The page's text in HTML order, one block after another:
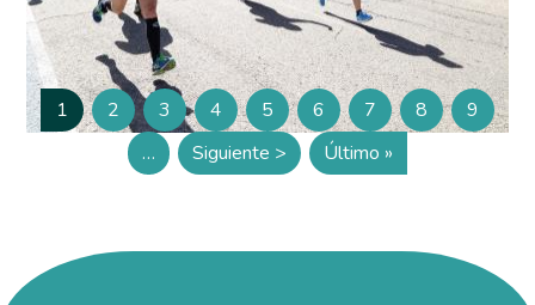
Paginación
Página
1 Página
2 Página
3 Página
4 Página
5 Página
6 Página
7 Página
8 Página
9
…
Siguiente página
Siguiente > Última página
Último »